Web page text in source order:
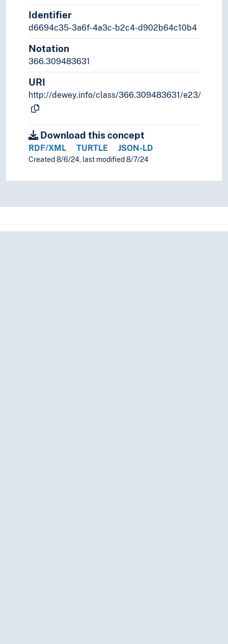
Identifier
d6694c35-3a6f-4a3c-b2c4-d902b64c10b4
Notation
366.309483631
URI
http://dewey.info/class/366.309483631/e23/
Download this concept
RDF/XML TURTLE JSON-LD
Created 8/6/24, last modified 8/7/24